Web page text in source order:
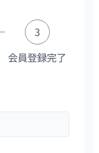
3
会員登録完了